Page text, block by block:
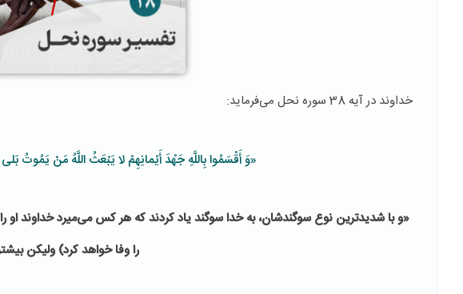
خداوند در آیه 38 سوره نحل می‌فرماید:
«وَ أَقْسَمُوا بِاللَّهِ جَهْدَ أَيْمانِهِمْ لا يَبْعَثُ اللَّهُ مَنْ يَمُوتُ
«و با شديدترين نوع سوگندشان، به خدا سوگند ياد كردند كه هر كس مى‌ميرد خداوند
را وفا خواهد كرد) وليكن